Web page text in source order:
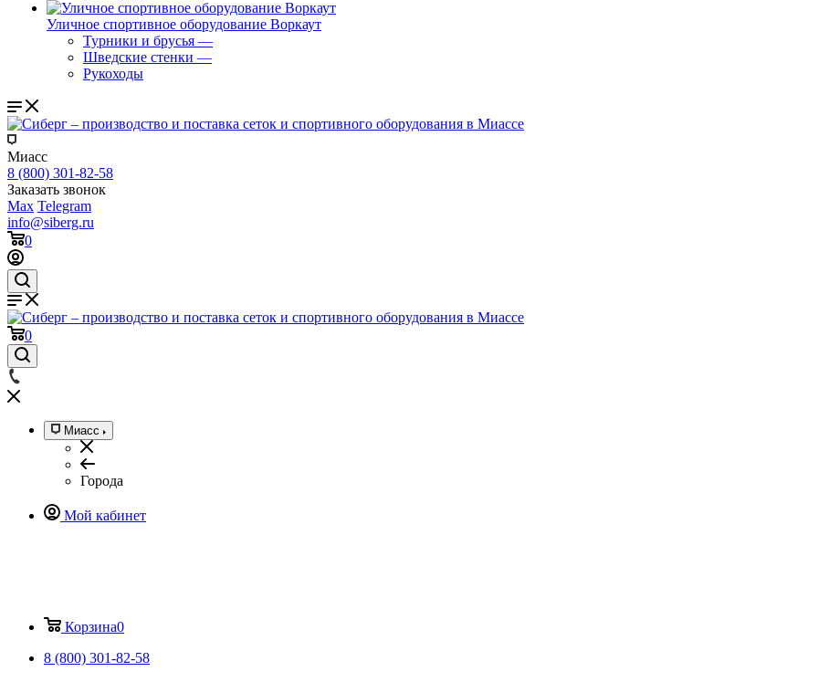
Уличное спортивное оборудование Воркаут
Турники и брусья —
Шведские стенки —
Рукоходы
Миасс
8 (800) 301-82-58
Заказать звонок
Max Telegram
info@siberg.ru
0
0
Миасс
Города
Мой кабинет
Корзина0
8 (800) 301-82-58